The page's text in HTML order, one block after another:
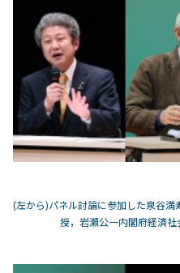
(左から)パネル討論に参加した泉谷
授，岩瀬公一内閣府経済